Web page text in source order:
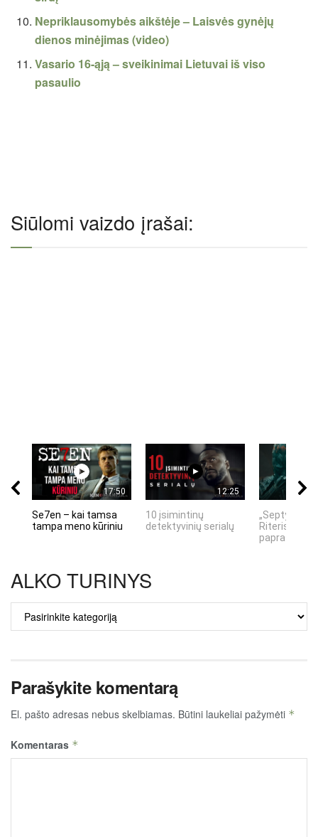
Nepriklausomybės aikštėje – Laisvės gynėjų
dienos minėjimas (video)
Vasario 16-ąją – sveikinimai Lietuvai iš viso
pasaulio
Siūlomi vaizdo įrašai:
17:50
Se7en – kai tamsa
tampa meno kūriniu
12:25
10 įsimintinų
detektyvinių serialų
„Septynių
Riteris" – kai
ALKO TURINYS
ALKO
TURINYS
Parašykite komentarą
El. pašto adresas nebus skelbiamas. Būtini laukeliai pažymėti *
Komentaras *